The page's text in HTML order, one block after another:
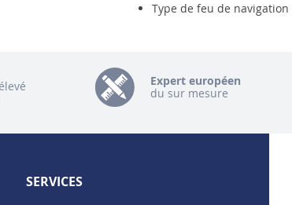
Type de feu de
Expert européen
du sur mesure
SERVICES